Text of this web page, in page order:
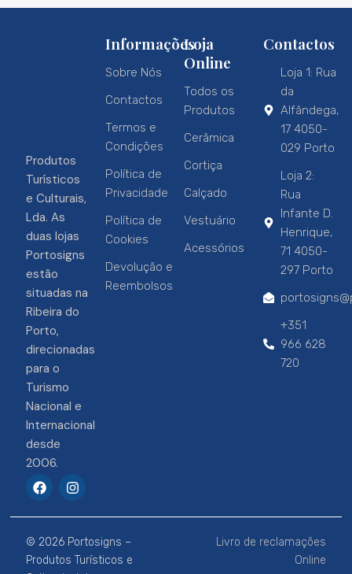
Produtos
Turísticos
e Culturais,
Lda. As
duas lojas
Portosigns
estão
situadas na
Ribeira do
Porto,
direcionadas
para o
Turismo
Nacional e
Internacional
desde
2006.
F
a
e
b
o
o
I
n
t
a
g
r
Informações
Sobre Nós
Contactos
Termos e
Condições
Política de
Privacidade
Política de
Cookies
Devolução e
Reembolsos
Loja
Online
Todos os
Produtos
Cerâmica
Cortiça
Calçado
Vestuário
Acessórios
Contactos
Loja 1: Rua
da
Alfândega,
17 4050-
029 Porto
Loja 2:
Rua
Infante D.
Henrique,
71 4050-
297 Porto
+351
966 628
720
© 2026 Portosigns –
Produtos Turísticos e
Livro de reclamações
Online